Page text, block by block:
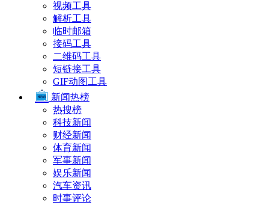
视频工具
解析工具
临时邮箱
接码工具
二维码工具
短链接工具
GIF动图工具
新闻热榜
热搜榜
科技新闻
财经新闻
体育新闻
军事新闻
娱乐新闻
汽车资讯
时事评论